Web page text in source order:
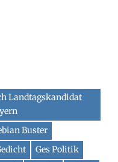
Landtagskandidat
Buster
Ges Politik